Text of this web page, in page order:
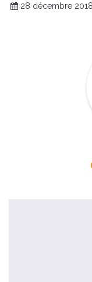
28 décembre 2018